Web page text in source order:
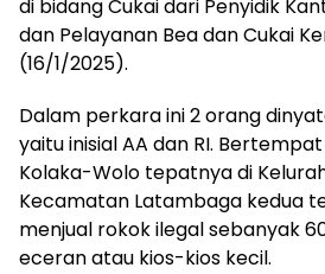
di bidang Cukai dari Penyidik
dan Pelayanan Bea dan Cukai
(16/1/2025).
Dalam perkara ini 2 orang
yaitu inisial AA dan RI.
Kolaka-Wolo tepatnya di
Kecamatan Latambaga kedua
menjual rokok ilegal sebanyak
eceran atau kios-kios kecil.